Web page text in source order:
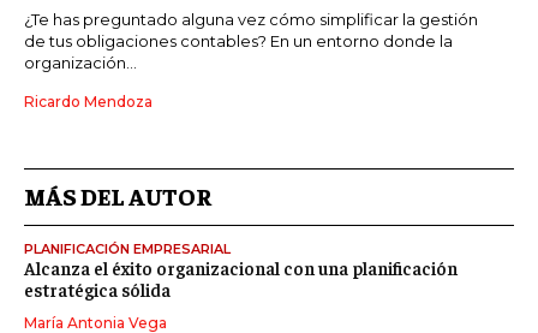
¿Te has preguntado alguna vez cómo simplificar la gestión
de tus obligaciones contables? En un entorno donde la
organización...
Ricardo Mendoza
MÁS DEL AUTOR
PLANIFICACIÓN EMPRESARIAL
Alcanza el éxito organizacional con una planificación
estratégica sólida
María Antonia Vega